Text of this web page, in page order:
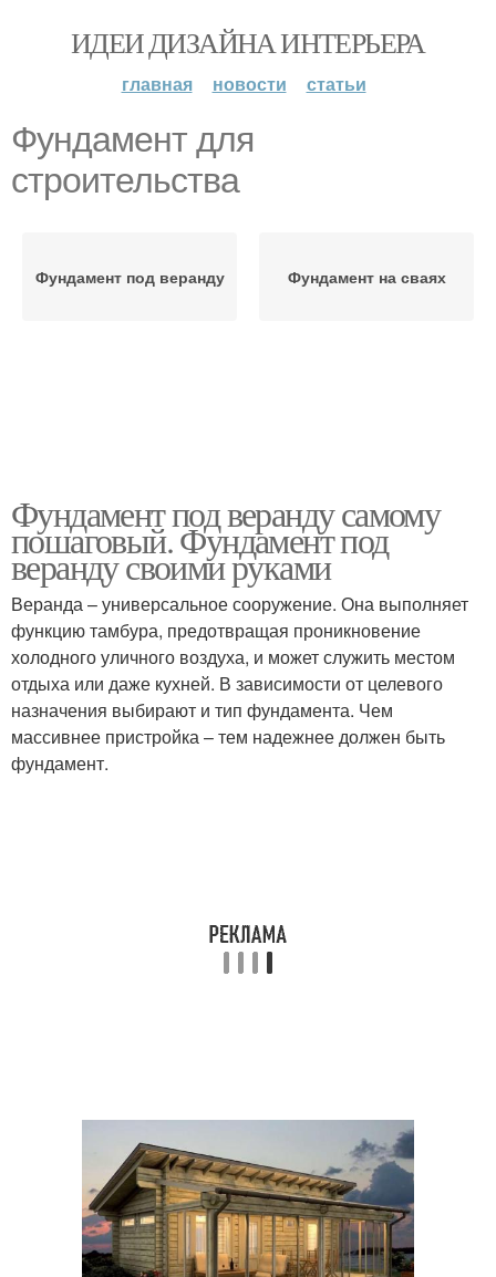
ИДЕИ ДИЗАЙНА ИНТЕРЬЕРА
главная новости статьи
Фундамент для
строительства
Фундамент под веранду Фундамент на сваях
Фундамент под веранду самому
пошаговый. Фундамент под
веранду своими руками
Веранда – универсальное сооружение. Она выполняет
функцию тамбура, предотвращая проникновение
холодного уличного воздуха, и может служить местом
отдыха или даже кухней. В зависимости от целевого
назначения выбирают и тип фундамента. Чем
массивнее пристройка – тем надежнее должен быть
фундамент.